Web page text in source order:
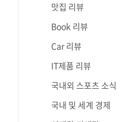
맛집 리뷰
Book 리뷰
Car 리뷰
IT제품 리뷰
국내외 스포츠 소식
국내 및 세계 경제